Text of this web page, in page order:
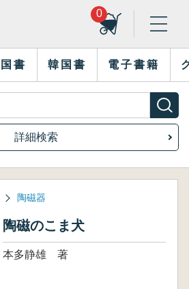
0
書 韓国書 電子書籍
詳細検索
陶磁器
陶磁のこま犬
本多静雄 著